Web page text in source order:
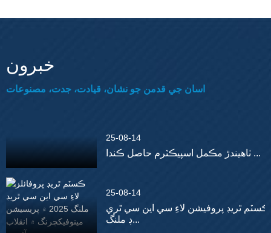
خبرون
اسان جي قدمن جو نشان، قيادت، جدت، مصنوعات
25-08-14
ٺاهيندڙ مڪمل اسپيڪٽرم حاصل ڪندا ...
25-08-14
ڪسٽم ٿريڊ پروفيشن لاءِ سي اين سي ٿري
ڊ ملنگ...